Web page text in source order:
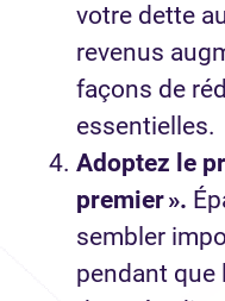
votre dette
revenus
façons de
essentielles.
Adoptez le
premier ».
sembler
pendant que